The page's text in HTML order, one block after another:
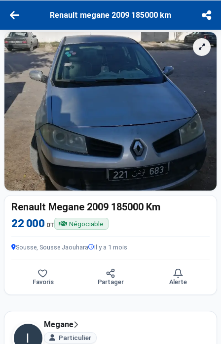
Renault megane 2009 185000 km
Renault Megane 2009 185000 Km
22 000 DT Négociable
Sousse, Sousse Jaouhara Il y a 1 mois
Favoris Partager Alerte
Megane
Particulier